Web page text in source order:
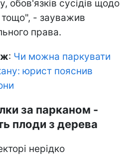
обов'язків сусідів щодо
- зауважив
права.
: Чи можна паркувати
юрист пояснив
за парканом -
плоди з дерева
нерідко